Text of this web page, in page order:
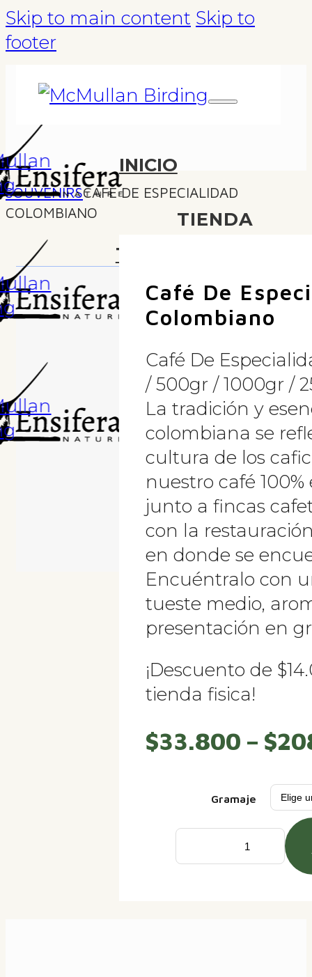
Skip to main content Skip to
footer
INICIO
TIENDA
TOURS
SOUVENIRSCAFÉ DE ESPECIALIDAD
COLOMBIANO
Café De
Colombiano
Café De
/ 500gr / 1000gr /
La tradición y
colombiana se
cultura de los
nuestro café
junto a fincas
con la
en donde se
Encuéntralo con
tueste medio,
presentación en
¡Descuento de
tienda fisica!
$33.800 – $
Gramaje
Café